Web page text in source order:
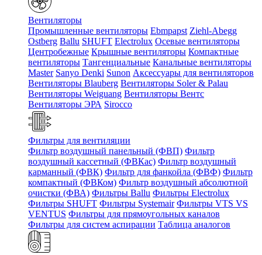
Вентиляторы
Промышленные вентиляторы Ebmpapst Ziehl-Abegg
Ostberg Ballu SHUFT Electrolux Осевые вентиляторы
Центробежные Крышные вентиляторы Компактные
вентиляторы Тангенциальные Канальные вентиляторы
Master Sanyo Denki Sunon Аксессуары для вентиляторов
Вентиляторы Blauberg Вентиляторы Soler & Palau
Вентиляторы Weiguang Вентиляторы Вентс
Вентиляторы ЭРА Sirocco
Фильтры для вентиляции
Фильтр воздушный панельный (ФВП) Фильтр
воздушный кассетный (ФВКас) Фильтр воздушный
карманный (ФВК) Фильтр для фанкойла (ФВФ) Фильтр
компактный (ФВКом) Фильтр воздушный абсолютной
очистки (ФВА) Фильтры Ballu Фильтры Electrolux
Фильтры SHUFT Фильтры Systemair Фильтры VTS VS
VENTUS Фильтры для прямоугольных каналов
Фильтры для систем аспирации Таблица аналогов